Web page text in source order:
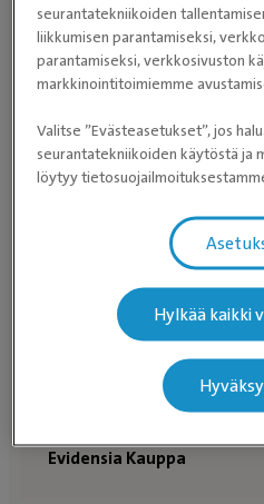
Etkö halua jakaa sijaintiasi
eläinlääkäriasemiasen
Tutustu Evidensia
valikoimaan!
Evidensia Kauppa
seurantatekniikoiden
liikkumisen parantamiseksi,
parantamiseksi, verkkosivuston
markkinointitoimiemme
Valitse ”Evästeasetukset”, jos
seurantatekniikoiden käytöstä ja
löytyy
Hylkää kaikki